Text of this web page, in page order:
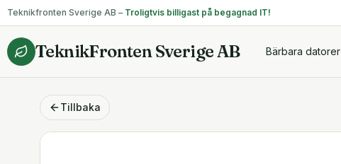
Teknikfronten Sverige AB – Troligtvis billigast på begagnad IT!
TeknikFronten Sverige AB Bärbara datorer
Tillbaka